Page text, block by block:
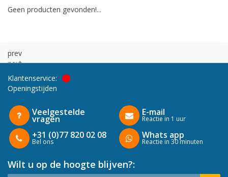
Geen producten gevonden!...
prev
next
Klantenservice:
Openingstijden
Veelgestelde
vragen
+31 (0)77 820 02 08
Bel ons
E-mail
Reactie in 1 uur
Whats app
Reactie in 30 minuten
Wilt u op de hoogte blijven?: